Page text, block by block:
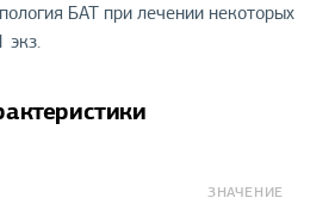
БАТ при лечении некоторых
экз.
ЗНАЧЕНИЕ